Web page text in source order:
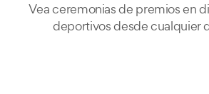
Vea ceremonias de premios en
deportivos desde cualquier